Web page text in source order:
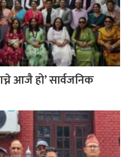
आजै हो’ सार्वजनिक